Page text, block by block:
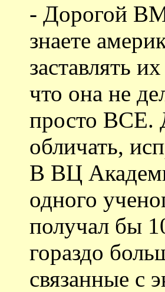
- Дорогой
знаете
заставлять
что она не
просто ВСЕ.
обличать,
В ВЦ
одного
получал бы
гораздо
связанные с